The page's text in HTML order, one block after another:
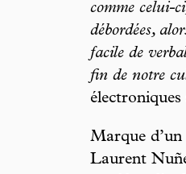
comme celui-
débordées,
facile de
fin de notre
Marque
Laurent